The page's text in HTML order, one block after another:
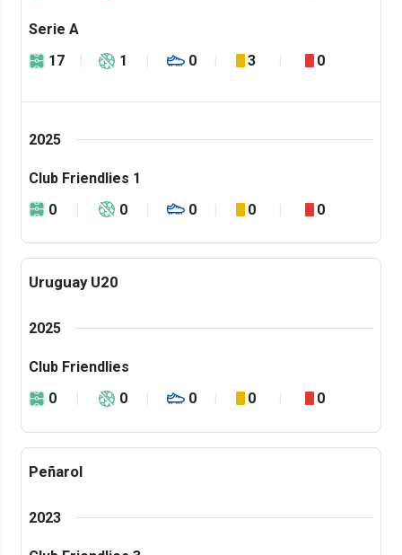
Serie A
17
1 0 3 0
2025
Club Friendlies 1
0
0 0 0 0
Uruguay U20
2025
Club Friendlies
0
0 0 0 0
Peñarol
2023